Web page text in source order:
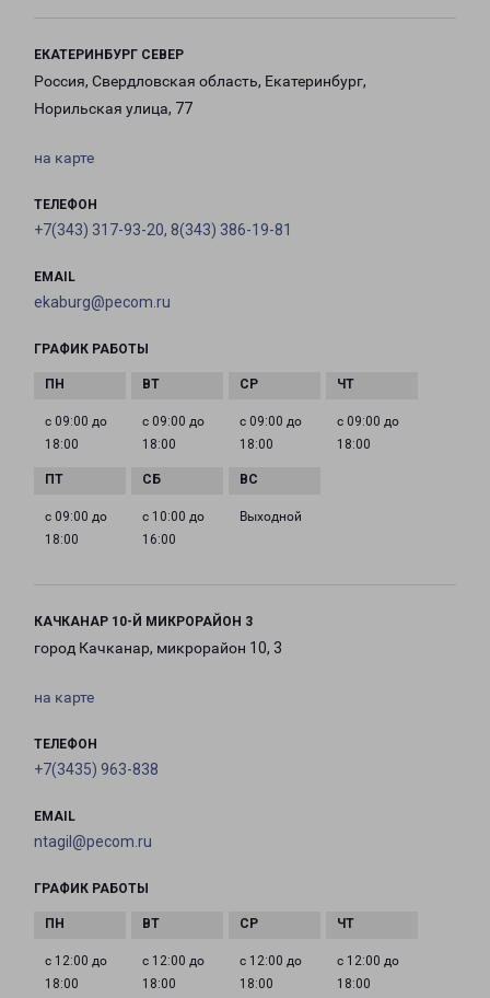
ЕКАТЕРИНБУРГ СЕВЕР
Россия, Свердловская область, Екатеринбург,
Норильская улица, 77
на карте
ТЕЛЕФОН
+7(343) 317-93-20, 8(343) 386-19-81
EMAIL
ekaburg@pecom.ru
ГРАФИК РАБОТЫ
с 09:00 до
18:00
с 09:00 до
18:00
с 09:00 до
18:00
с 09:00 до
18:00
с 09:00 до
18:00
с 10:00 до
16:00
Выходной
КАЧКАНАР 10-Й МИКРОРАЙОН 3
город Качканар, микрорайон 10, 3
на карте
ТЕЛЕФОН
+7(3435) 963-838
EMAIL
ntagil@pecom.ru
ГРАФИК РАБОТЫ
с 12:00 до
18:00
с 12:00 до
18:00
с 12:00 до
18:00
с 12:00 до
18:00